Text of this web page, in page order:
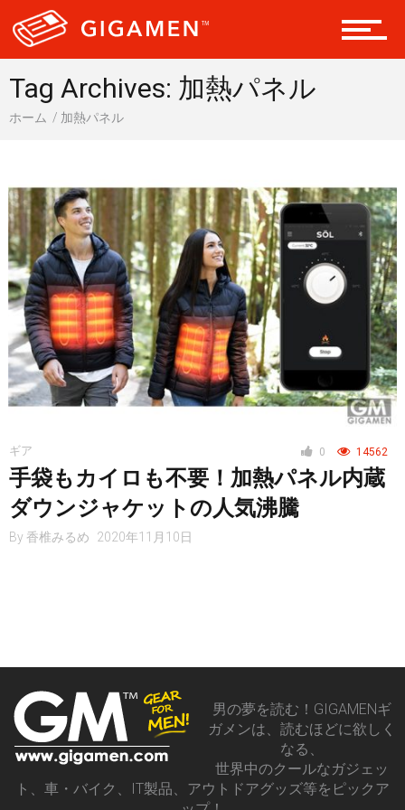
ギア
テック
レジャー
ヘルス・健康
スマートフォン
Tag Archives: 加熱パネル
ホーム 加熱パネル
0 14562
ギア
手袋もカイロも不要！加熱パネル内蔵
ダウンジャケットの人気沸騰
By 香椎みるめ 2020年11月10日
男の夢を読む！GIGAMENギ
ガメンは、読むほどに欲しく
なる、
世界中のクールなガジェッ
ト、車・バイク、IT製品、アウトドアグッズ等をピックア